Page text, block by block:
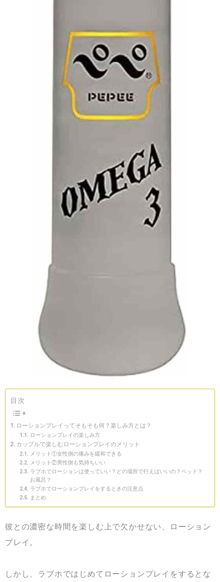
目次
ローションプレイってそもそも何？楽しみ方とは？
ローションプレイの楽しみ方
カップルで楽しむローションプレイのメリット
メリット①女性側の痛みを緩和できる
メリット②男性側も気持ちいい
ラブホでローションは使っていい？どの場所で行えばいいの？ベッド？
お風呂？
ラブホでローションプレイをするときの注意点
まとめ
彼との濃密な時間を楽しむ上で欠かせない、ローション
プレイ。
しかし、ラブホではじめてローションプレイをするとな